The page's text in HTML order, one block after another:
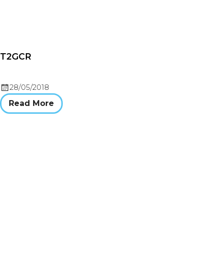
T2GCR
28/05/2018
Read More